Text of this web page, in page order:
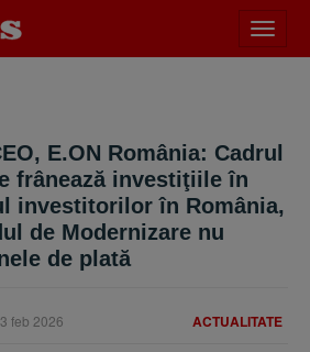
meniu
E.ON România: Cadrul
frânează investiţiile în
investitorilor în România,
de Modernizare nu
de plată
ACTUALITATE
feb 2026